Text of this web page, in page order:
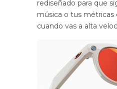
rediseñado para que
música o tus métricas
cuando vas a alta